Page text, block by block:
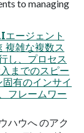
to managing
ージェント
複雑な複数ス
し、プロセス
までのスピー
有のインサイ
フレームワー
ハウへ のアク